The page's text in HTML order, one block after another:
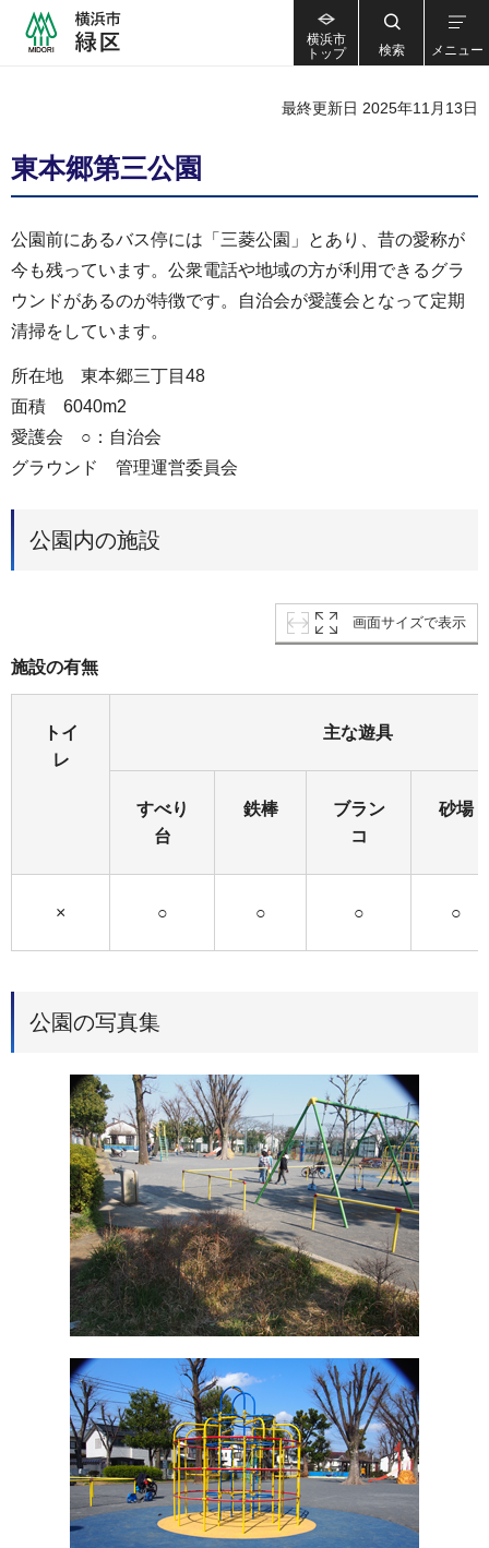
横浜市
トップ
検索 メニュー
最終更新日 2025年11月13日
東本郷第三公園
公園前にあるバス停には「三菱公園」とあり、昔の愛称が
今も残っています。公衆電話や地域の方が利用できるグラ
ウンドがあるのが特徴です。自治会が愛護会となって定期
清掃をしています。
所在地 東本郷三丁目48
面積 6040m2
愛護会 ○：自治会
グラウンド 管理運営委員会
公園内の施設
画面サイズで表示
施設の有無
トイ
レ
主な遊具
すべり
台
鉄棒
ブラン
コ
砂場
× ○ ○ ○ ○
公園の写真集